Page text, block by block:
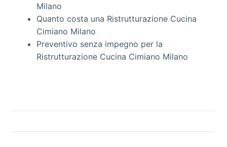
Milano
Quanto costa una Ristrutturazione Cucina
Cimiano Milano
Preventivo senza impegno per la
Ristrutturazione Cucina Cimiano Milano